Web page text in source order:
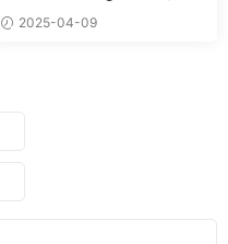
庫客戶端
2025-04-09